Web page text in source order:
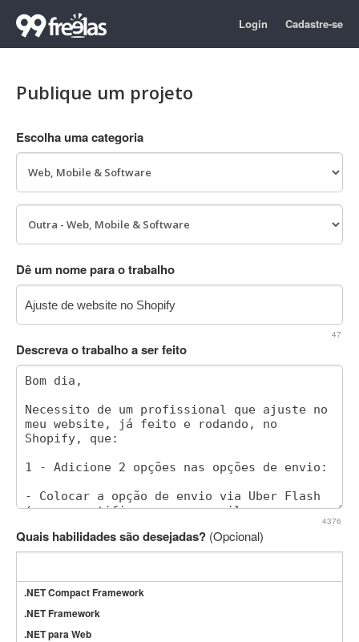
Login Cadastre-se
Publique um projeto
Escolha uma categoria
Dê um nome para o trabalho
47
Descreva o trabalho a ser feito
4376
Quais habilidades são desejadas? (Opcional)
.NET Compact Framework
.NET Framework
.NET para Web